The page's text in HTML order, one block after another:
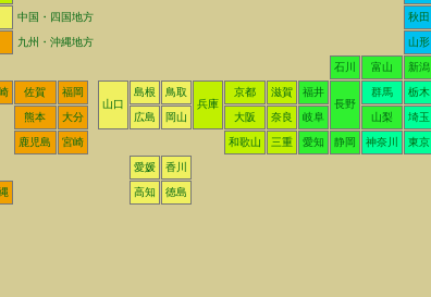
中国・四国地方 秋田
九州・沖縄地方 山形
石川 富山 新潟
佐賀
福岡
山口
島根
鳥取
兵庫
京都 滋賀
福井
長野
群馬 栃木
熊本 大分 広島 岡山 大阪 奈良 岐阜 山梨 埼玉
鹿児島 宮崎 和歌山 三重 愛知 静岡 神奈川 東京
愛媛 香川
高知 徳島